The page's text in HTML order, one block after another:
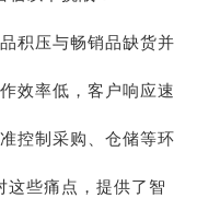
积压与畅销品缺货并
效率低，客户响应速
控制采购、仓储等环
这些痛点，提供了智